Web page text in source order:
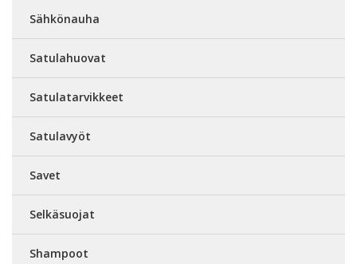
Sähkönauha
Satulahuovat
Satulatarvikkeet
Satulavyöt
Savet
Selkäsuojat
Shampoot